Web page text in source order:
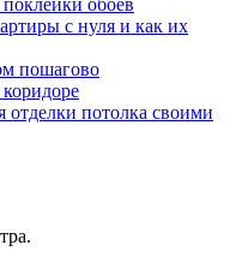
обоев
с нуля и как их
пошагово
потолка своими